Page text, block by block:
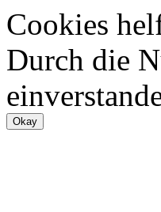
Cookies
Durch die